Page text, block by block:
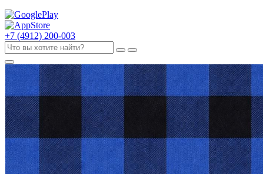
+7 (4912) 200-003